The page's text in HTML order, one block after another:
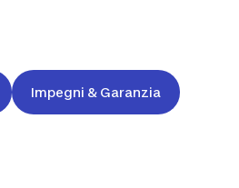
Impegni & Garanzia